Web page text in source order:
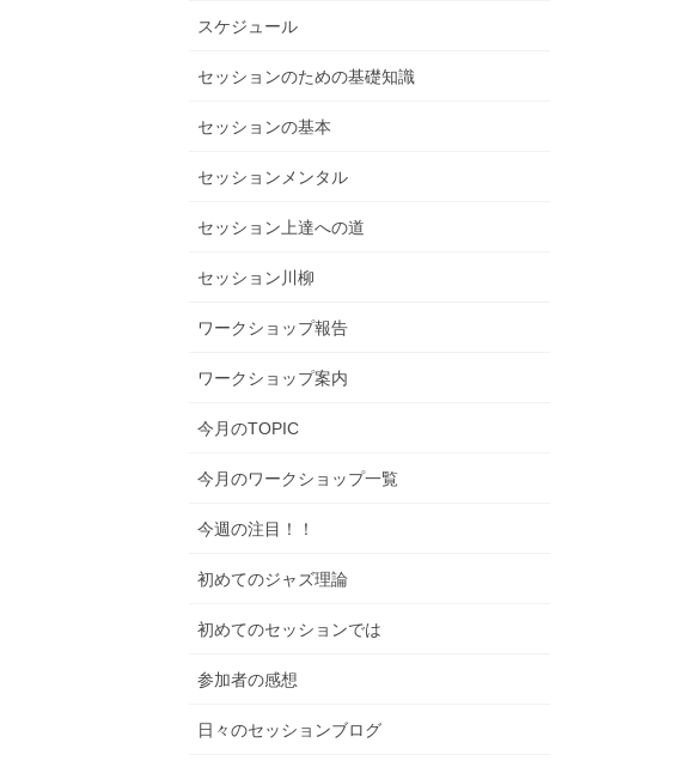
スケジュール
セッションのための基礎知識
セッションの基本
セッションメンタル
セッション上達への道
セッション川柳
ワークショップ報告
ワークショップ案内
今月のTOPIC
今月のワークショップ一覧
今週の注目！！
初めてのジャズ理論
初めてのセッションでは
参加者の感想
日々のセッションブログ